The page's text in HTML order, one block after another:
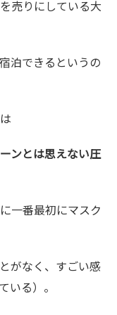
売りにしている大
泊できるというの
ンとは思えない圧
一番最初にマスク
がなく、すごい感
いる）。